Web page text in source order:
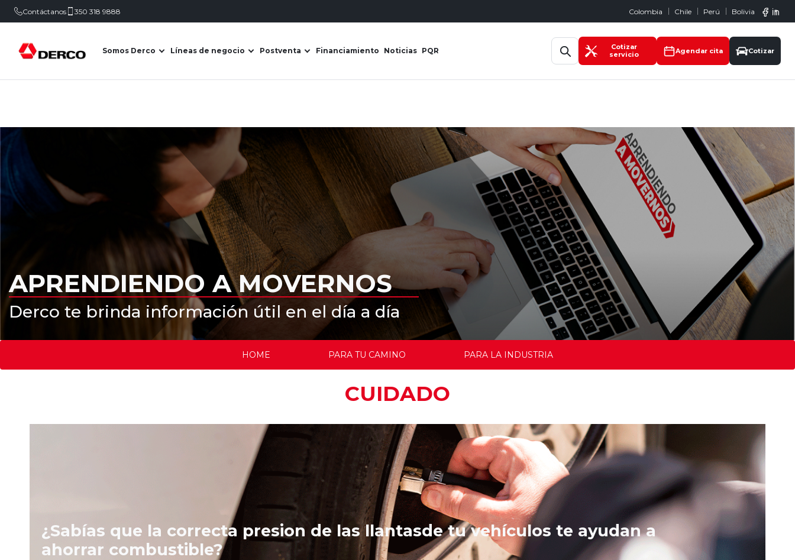
Contáctanos 350 318 9888 Colombia Chile Perú Bolivia
Somos Derco
Abrir submenú de Somos Derco
Líneas de negocio
Abrir submenú de Líneas de negocio
Postventa
Abrir submenú de Postventa
Financiamiento Noticias PQR
Abrir búsquedaCotizar
servicio
Agendar cita Cotizar
APRENDIENDO A MOVERNOS
Derco te brinda información útil en el día a día
HOME PARA TU CAMINO PARA LA INDUSTRIA
CUIDADO
¿Sabías que la correcta presion de las llantasde tu vehículos te ayudan a
ahorrar combustible?